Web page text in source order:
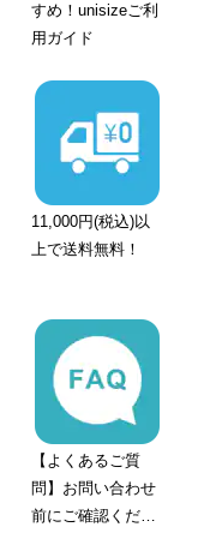
すめ！unisizeご利
用ガイド
11,000円(税込)以
上で送料無料！
【よくあるご質
問】お問い合わせ
前にご確認くださ